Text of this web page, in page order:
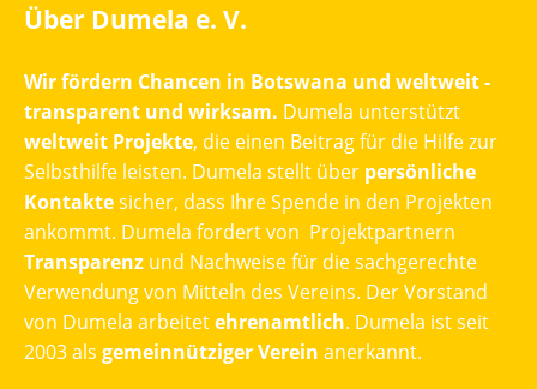
Über Dumela e. V.
Wir fördern Chancen in Botswana und weltweit -
transparent und wirksam. Dumela unterstützt
weltweit Projekte, die einen Beitrag für die Hilfe zur
Selbsthilfe leisten. Dumela stellt über persönliche
Kontaktesicher, dass Ihre Spende in den Projekten
ankommt. Dumela fordert von Projektpartnern
Transparenz und Nachweise für die sachgerechte
Verwendung von Mitteln des Vereins. Der Vorstand
von Dumela arbeitetehrenamtlich. Dumela ist seit
2003 als gemeinnütziger Verein anerkannt.